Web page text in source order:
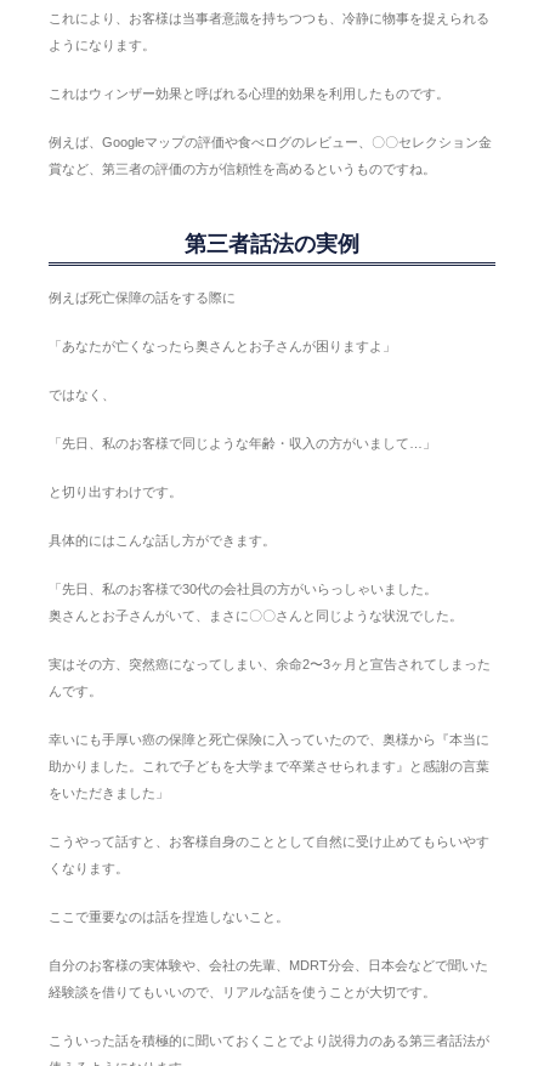
これにより、お客様は当事者意識を持ちつつも、冷静に物事を捉えられる
ようになります。
これはウィンザー効果と呼ばれる心理的効果を利用したものです。
例えば、Googleマップの評価や食べログのレビュー、〇〇セレクション金
賞など、第三者の評価の方が信頼性を高めるというものですね。
第三者話法の実例
例えば死亡保障の話をする際に
「あなたが亡くなったら奥さんとお子さんが困りますよ」
ではなく、
「先日、私のお客様で同じような年齢・収入の方がいまして…」
と切り出すわけです。
具体的にはこんな話し方ができます。
「先日、私のお客様で30代の会社員の方がいらっしゃいました。
奥さんとお子さんがいて、まさに〇〇さんと同じような状況でした。
実はその方、突然癌になってしまい、余命2〜3ヶ月と宣告されてしまった
んです。
幸いにも手厚い癌の保障と死亡保険に入っていたので、奥様から『本当に
助かりました。これで子どもを大学まで卒業させられます』と感謝の言葉
をいただきました」
こうやって話すと、お客様自身のこととして自然に受け止めてもらいやす
くなります。
ここで重要なのは話を捏造しないこと。
自分のお客様の実体験や、会社の先輩、MDRT分会、日本会などで聞いた
経験談を借りてもいいので、リアルな話を使うことが大切です。
こういった話を積極的に聞いておくことでより説得力のある第三者話法が